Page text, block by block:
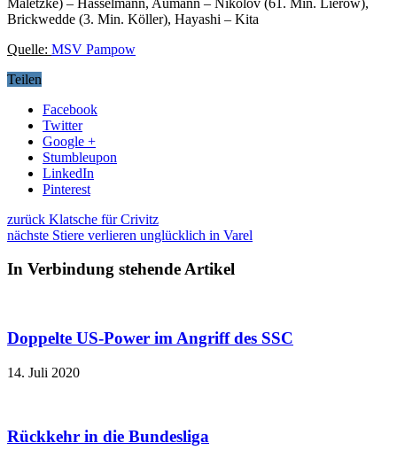
Brickwedde (3. Min. Köller), Hayashi – Kita
Quelle: MSV Pampow
Teilen
Facebook
Twitter
Google +
Stumbleupon
LinkedIn
Pinterest
zurück Klatsche für Crivitz
nächste Stiere verlieren unglücklich in Varel
In Verbindung stehende Artikel
Doppelte US-Power im Angriff des SSC
14. Juli 2020
Rückkehr in die Bundesliga